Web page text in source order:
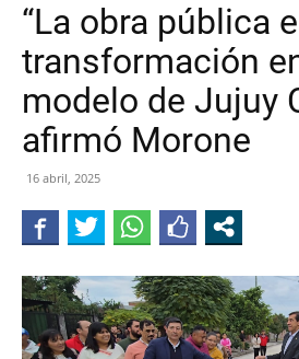
JUJUY
“La obra pública
transformación
modelo de Jujuy
afirmó Morone
16 abril, 2025